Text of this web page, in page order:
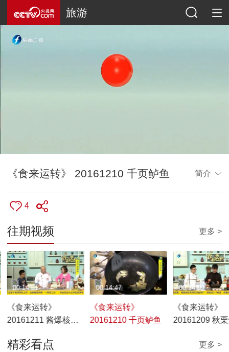
旅游
《食来运转》 20161210 千页鲈鱼 简介
4
往期视频 更多 >
《食来运转》
20161211 酱爆核桃
00:14:51
《食来运转》
20161210 千页鲈鱼
00:14:47
《食来运转》
20161209 秋
00:14:09
精彩看点 更多 >